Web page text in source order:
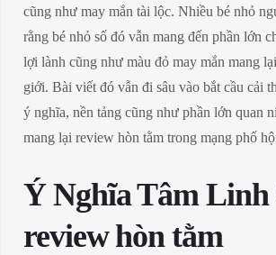
cũng như may mắn tài lộc. Nhiều bé nhỏ
rằng bé nhỏ số đó vẫn mang đến phần lớn
lợi lành cũng như màu đỏ may mắn mang
giới. Bài viết đó vẫn đi sâu vào bắt cầu cải
ý nghĩa, nền tảng cũng như phần lớn quan
mang lại review hòn tằm trong mạng phố
Ý Nghĩa Tâm Linh
review hòn tằm